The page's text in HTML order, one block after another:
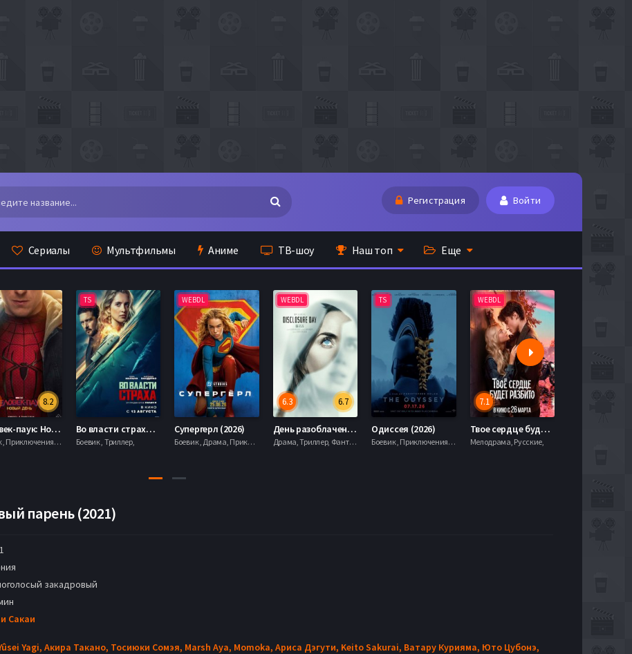
Регистрация Войти
Сериалы Мультфильмы Аниме ТВ-шоу Наш топ Еще
8.2
Человек-паук: Новый день (2026)
Боевик , Приключения, Фантастика, Фэнтези,
TS
Во власти страха (2026)
Боевик , Триллер,
WEBDL
Супергерл (2026)
Боевик , Драма, Приключения, Фантастика,
WEBDL
6.7
6.3
День разоблачения (2026)
Драма, Триллер, Фантастика,
TS
Одиссея (2026)
Боевик , Приключения, Фэнтези,
WEBDL
7.1
Твое сердце будет разбито (2026)
Мелодрама, Русские,
парень (2021)
закадровый
Сакаи
Yagi, Акира Такано, Тосиюки Сомэя, Marsh Aya, Momoka, Ариса Дэгути, Keito Sakurai, Ватару Курияма, Юто Цубонэ,